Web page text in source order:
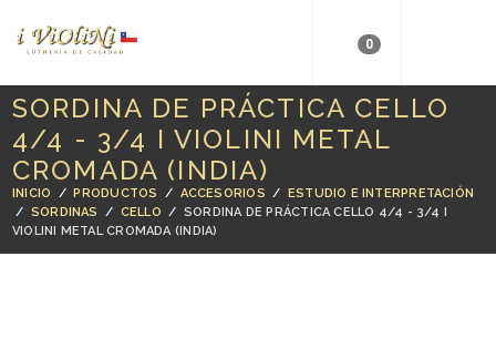
0
SORDINA DE PRÁCTICA CELLO
4/4 - 3/4 I VIOLINI METAL
CROMADA (INDIA)
INICIO /PRODUCTOS / ACCESORIOS / ESTUDIO E INTERPRETACIÓN
/ SORDINAS / CELLO / SORDINA DE PRÁCTICA CELLO 4/4 - 3/4 I
VIOLINI METAL CROMADA (INDIA)